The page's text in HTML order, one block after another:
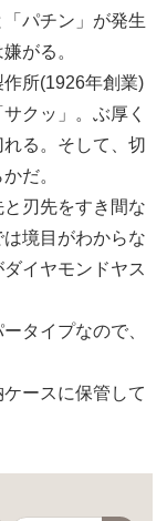
パチン」が発生
がる。
所(1926年創業)
クッ」。ぶ厚く
る。そして、切
だ。
刃先をすき間な
境目がわからな
イヤモンドヤス
タイプなので、
ースに保管して